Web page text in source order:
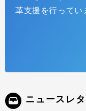
革支援を行ってい
ニュースレ